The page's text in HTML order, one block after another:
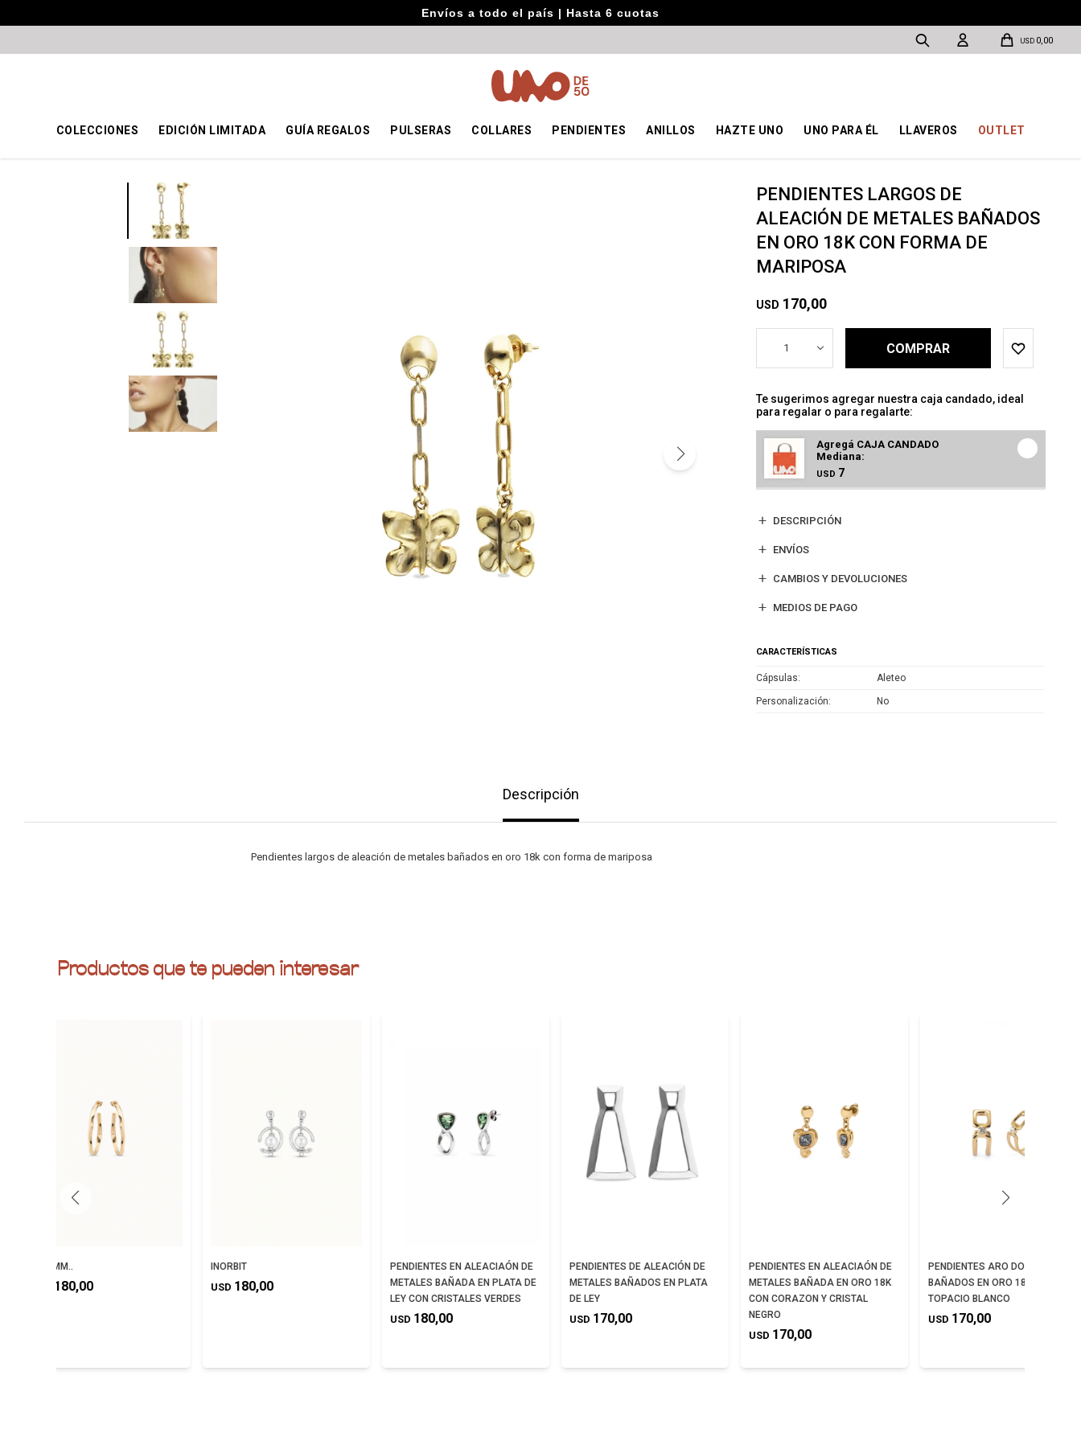
Envíos a todo el país | Hasta 6 cuotas
COLECCIONES EDICIÓN LIMITADA GUÍA REGALOS PULSERAS COLLARES PENDIENTES ANILLOS HAZTE UNO UNO PARA ÉL LLAVEROS OUTLET
USD 0,00
PENDIENTES LARGOS DE
ALEACIÓN DE METALES BAÑADOS
EN ORO 18K CON FORMA DE
MARIPOSA
USD 170,00
1 COMPRAR
Te sugerimos agregar nuestra caja candado, ideal
para regalar o para regalarte:
Agregá CAJA CANDADO
Mediana:
USD 7
DESCRIPCIÓN
ENVÍOS
CAMBIOS Y DEVOLUCIONES
MEDIOS DE PAGO
CARACTERÍSTICAS
Cápsulas Aleteo
Personalización No
Descripción
Pendientes largos de aleación de metales bañados en oro 18k con forma de mariposa
Productos que te pueden interesar
OHMMM..
180,00
INORBIT
USD 180,00
PENDIENTES EN ALEACIAÓN DE
METALES BAÑADA EN PLATA DE
LEY CON CRISTALES VERDES
USD 180,00
PENDIENTES DE ALEACIÓN DE
METALES BAÑADOS EN PLATA
DE LEY
USD 170,00
PENDIENTES EN ALEACIAÓN DE
METALES BAÑADA EN ORO 18K
CON CORAZON Y CRISTAL
NEGRO
USD 170,00
PENDIENTES ARO DOBLE
BAÑADOS EN ORO 18K CON
TOPACIO BLANCO
USD 170,00